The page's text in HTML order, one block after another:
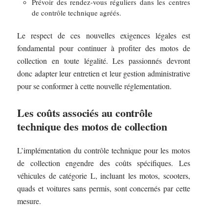
Prévoir des rendez-vous réguliers dans les centres
de contrôle technique agréés.
Le respect de ces nouvelles exigences légales est
fondamental pour continuer à profiter des motos de
collection en toute légalité. Les passionnés devront
donc adapter leur entretien et leur gestion administrative
pour se conformer à cette nouvelle réglementation.
Les coûts associés au contrôle
technique des motos de collection
L’implémentation du contrôle technique pour les motos
de collection engendre des coûts spécifiques. Les
véhicules de catégorie L, incluant les motos, scooters,
quads et voitures sans permis, sont concernés par cette
mesure.